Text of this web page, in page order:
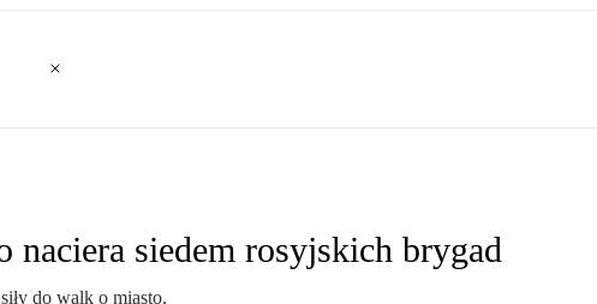
siedem rosyjskich brygad
do walk o miasto.